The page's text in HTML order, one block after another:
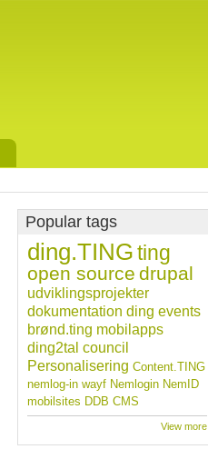
Popular tags
ding.TINGting
open source drupal
udviklingsprojekter
dokumentation ding events
brønd.ting mobilapps
ding2tal council
Personalisering Content.TING
nemlog-in wayf Nemlogin NemID
mobilsites DDB CMS
View more